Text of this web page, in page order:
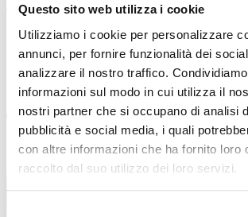
Questo sito web utilizza i cookie
Utilizziamo i cookie per personalizzare
annunci, per fornire funzionalità dei
analizzare il nostro traffico.
informazioni sul modo in cui utilizza il
nostri partner che si occupano di analisi
pubblicità e social media, i quali
con altre informazioni che ha fornito loro
raccolto dal suo utilizzo dei loro servizi.
VEN-TO
La Laguna del Lusenzo circonda Chioggia. Qui è nato
dell’inclusione sociale (e del cicloturismo) uno dei
#CORTE LUSENZO #VENETO #CICLOVIA VEN-TO